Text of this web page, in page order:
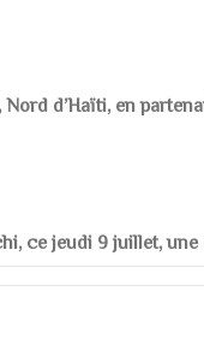
d’Haïti, en
ce jeudi 9 juillet,